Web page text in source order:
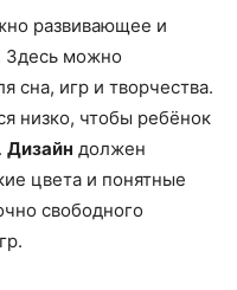
развивающее и
Здесь можно
сна, игр и творчества.
низко, чтобы ребёнок
Дизайн должен
цвета и понятные
свободного